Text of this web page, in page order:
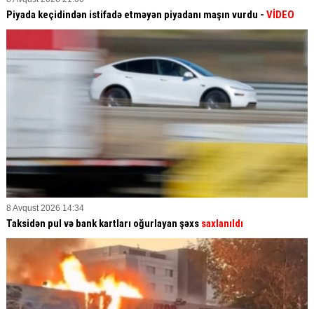
Piyada keçidindən istifadə etməyən piyadanı maşın vurdu - VİDEO
8 Avqust 2026 14:34
Taksidən pul və bank kartları oğurlayan şəxs saxlanıldı